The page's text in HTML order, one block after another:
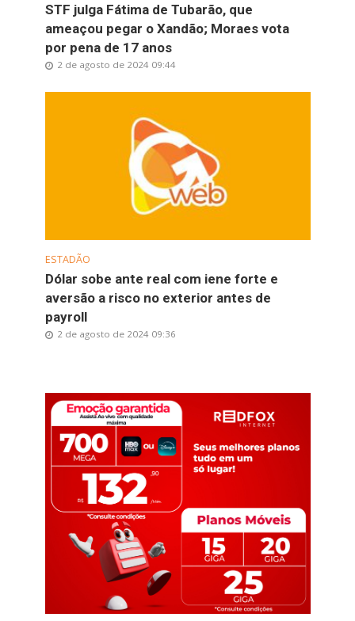
STF julga Fátima de Tubarão, que
ameaçou pegar o Xandão; Moraes vota
por pena de 17 anos
2 de agosto de 2024 09:44
ESTADÃO
Dólar sobe ante real com iene forte e
aversão a risco no exterior antes de
payroll
2 de agosto de 2024 09:36